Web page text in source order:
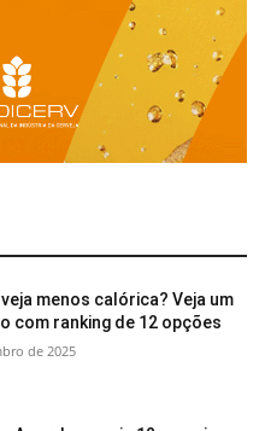
menos calórica? Veja um
com ranking de 12 opções
de 2025